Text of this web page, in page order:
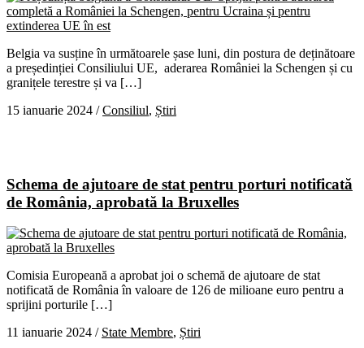
Belgia va susține în următoarele șase luni, din postura de deținătoare
a președinției Consiliului UE, aderarea României la Schengen și cu
granițele terestre și va […]
15 ianuarie 2024 /Consiliul, Știri
Schema de ajutoare de stat pentru porturi notificată
de România, aprobată la Bruxelles
Comisia Europeană a aprobat joi o schemă de ajutoare de stat
notificată de România în valoare de 126 de milioane euro pentru a
sprijini porturile […]
11 ianuarie 2024 / State Membre, Știri